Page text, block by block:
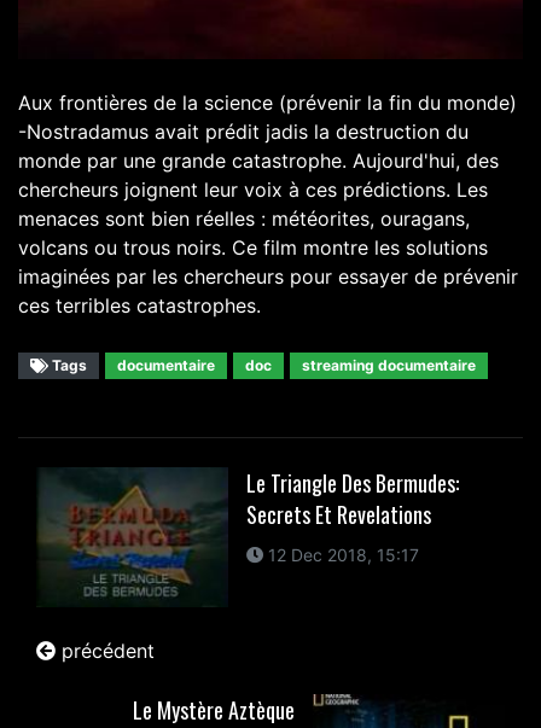
Aux frontières de la science (prévenir la fin du monde)
-Nostradamus avait prédit jadis la destruction du
monde par une grande catastrophe. Aujourd'hui, des
chercheurs joignent leur voix à ces prédictions. Les
menaces sont bien réelles : météorites, ouragans,
volcans ou trous noirs. Ce film montre les solutions
imaginées par les chercheurs pour essayer de prévenir
ces terribles catastrophes.
Tags documentaire doc streaming documentaire
Le Triangle Des Bermudes:
Secrets Et Revelations
12 Dec 2018, 15:17
précédent
Le Mystère Aztèque